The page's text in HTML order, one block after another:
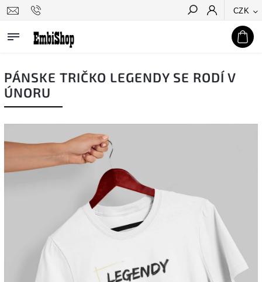
CZK
Hledat
PÁNSKE TRIČKO LEGENDY SE RODÍ V
ÚNORU